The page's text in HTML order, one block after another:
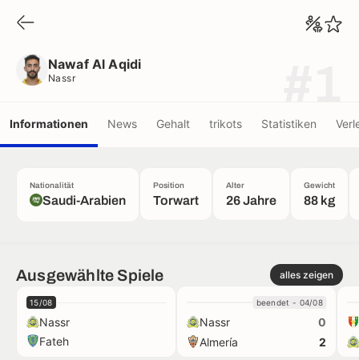
Nawaf Al Aqidi
Nassr
Informationen News Gehalt trikots Statistiken
Nationalität
Saudi-Arabien
Position
Torwart
Alter
26 Jahre
Gewicht
88 kg
Ausgewählte Spiele alles zeigen
15/08
Nassr
Fateh
beendet - 04/08
Nassr
0
Almería
2